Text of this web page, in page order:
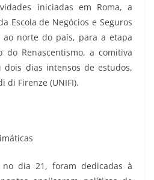
iniciadas em Roma, a
Escola de Negócios e Seguros
ao norte do país, para a etapa
do Renascentismo, a comitiva
dois dias intensos de estudos,
di Firenze (UNIFI).
no dia 21, foram dedicadas à